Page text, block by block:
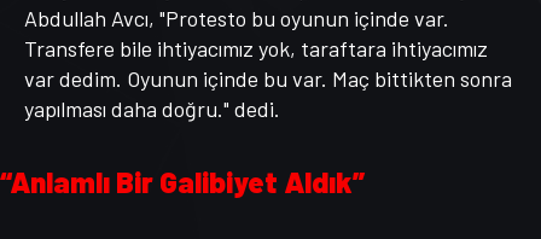
Abdullah Avcı, "Protesto bu oyunun içinde var.
Transfere bile ihtiyacımız yok, taraftara ihtiyacımız
var dedim. Oyunun içinde bu var. Maç bittikten sonra
yapılması daha doğru." dedi.
“Anlamlı Bir Galibiyet Aldık”